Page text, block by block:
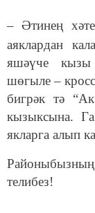
– Әтинең
аяклардан
яшәүче
шөгыле –
бигрәк тә
кызыксына.
якларга алып
телибез!